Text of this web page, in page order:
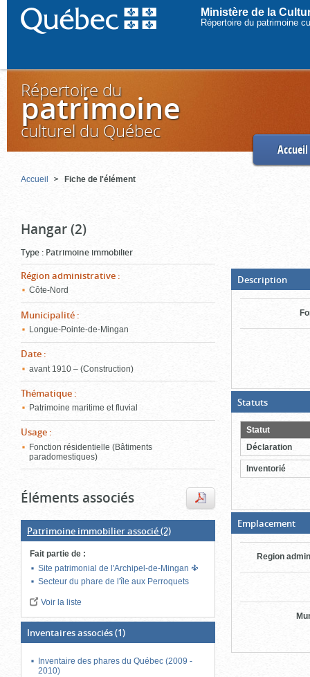
Ministère de la
Répertoire du patrimoine
Répertoire du
patrimoine
culturel du Québec
Accueil
Accueil Fiche de l'élément
Hangar (2)
Type : Patrimoine immobilier
Région administrative :
Côte-Nord
Municipalité :
Longue-Pointe-de-Mingan
Date :
avant 1910 – (Construction)
Thématique :
Patrimoine maritime et fluvial
Usage :
Fonction résidentielle (Bâtiments
paradomestiques)
Éléments associés
Patrimoine immobilier associé(2)
Fait partie de :
Site patrimonial de l'Archipel-de-Mingan
Secteur du phare de l'île aux Perroquets
Voir la liste
Inventaires associés(1)
Inventaire des phares du Québec (2009 -
2010)
Description
pour
Statuts(Boite
ouverte,
cliquer
pour
fermer)
Statut
Déclaration
Inventorié
Emplacement
Region